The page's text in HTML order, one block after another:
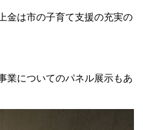
金は市の子育て支援の充実の
業についてのパネル展示もあ